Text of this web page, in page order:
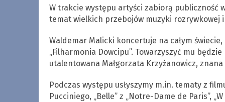
W trakcie występu artyści zabiorą publiczność
temat wielkich przebojów muzyki rozrywkowej
Waldemar Malicki koncertuje na całym
„Filharmonia Dowcipu”. Towarzyszyć mu
utalentowana Małgorzata Krzyżanowicz,
Podczas występu usłyszymy m.in. tematy z
Pucciniego, „Belle” z „Notre-Dame de Paris”,